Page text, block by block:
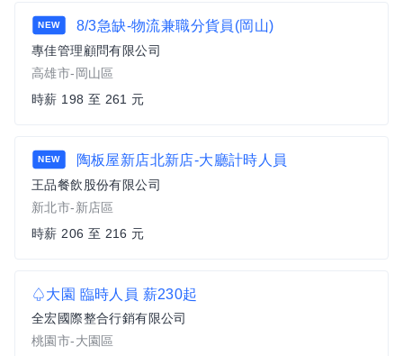
NEW 8/3急缺-物流兼職分貨員(岡山)
專佳管理顧問有限公司
高雄市-岡山區
時薪 198 至 261 元
NEW 陶板屋新店北新店-大廳計時人員
王品餐飲股份有限公司
新北市-新店區
時薪 206 至 216 元
♤大園 臨時人員 薪230起
全宏國際整合行銷有限公司
桃園市-大園區